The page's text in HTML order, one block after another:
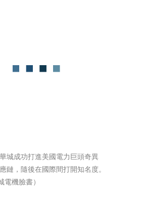
城成功打進美國電力巨頭奇異
應鏈，隨後在國際間打開知名度。
電機臉書）